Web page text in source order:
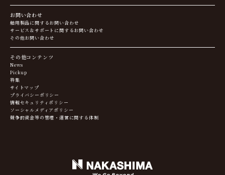
お問い合わせ
舶用製品に関するお問い合わせ
サービス＆サポートに関するお問い合わせ
その他お問い合わせ
その他コンテンツ
News
Pickup
特集
サイトマップ
プライバシーポリシー
情報セキュリティポリシー
ソーシャルメディアポリシー
競争的資金等の管理・運営に関する体制